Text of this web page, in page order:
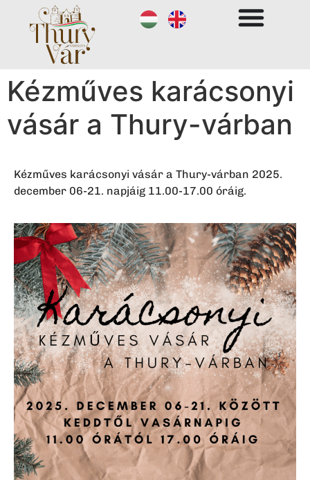
Kézműves karácsonyi
vásár a Thury-várban
Kézműves karácsonyi vásár a Thury-várban 2025.
december 06-21. napjáig 11.00-17.00 óráig.